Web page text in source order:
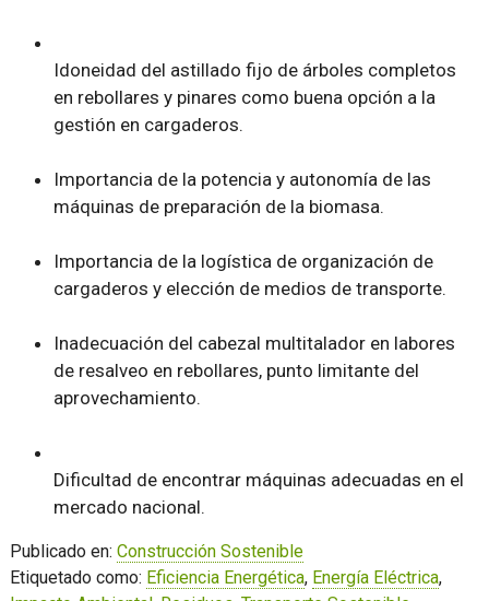
Idoneidad del astillado fijo de árboles completos
en rebollares y pinares como buena opción a la
gestión en cargaderos.
Importancia de la potencia y autonomía de las
máquinas de preparación de la biomasa.
Importancia de la logística de organización de
cargaderos y elección de medios de transporte.
Inadecuación del cabezal multitalador en labores
de resalveo en rebollares, punto limitante del
aprovechamiento.
Dificultad de encontrar máquinas adecuadas en el
mercado nacional.
Publicado en: Construcción Sostenible
Etiquetado como: Eficiencia Energética, Energía Eléctrica,